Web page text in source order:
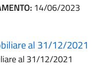
14/06/2023
al 31/12/2021
al 31/12/2021